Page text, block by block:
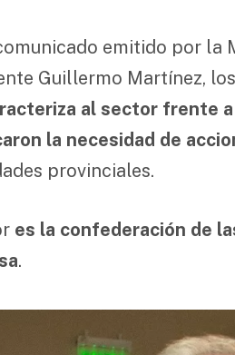
emitido por la
Guillermo Martínez,
al sector frente
la necesidad de
provinciales.
es la confederación de
.